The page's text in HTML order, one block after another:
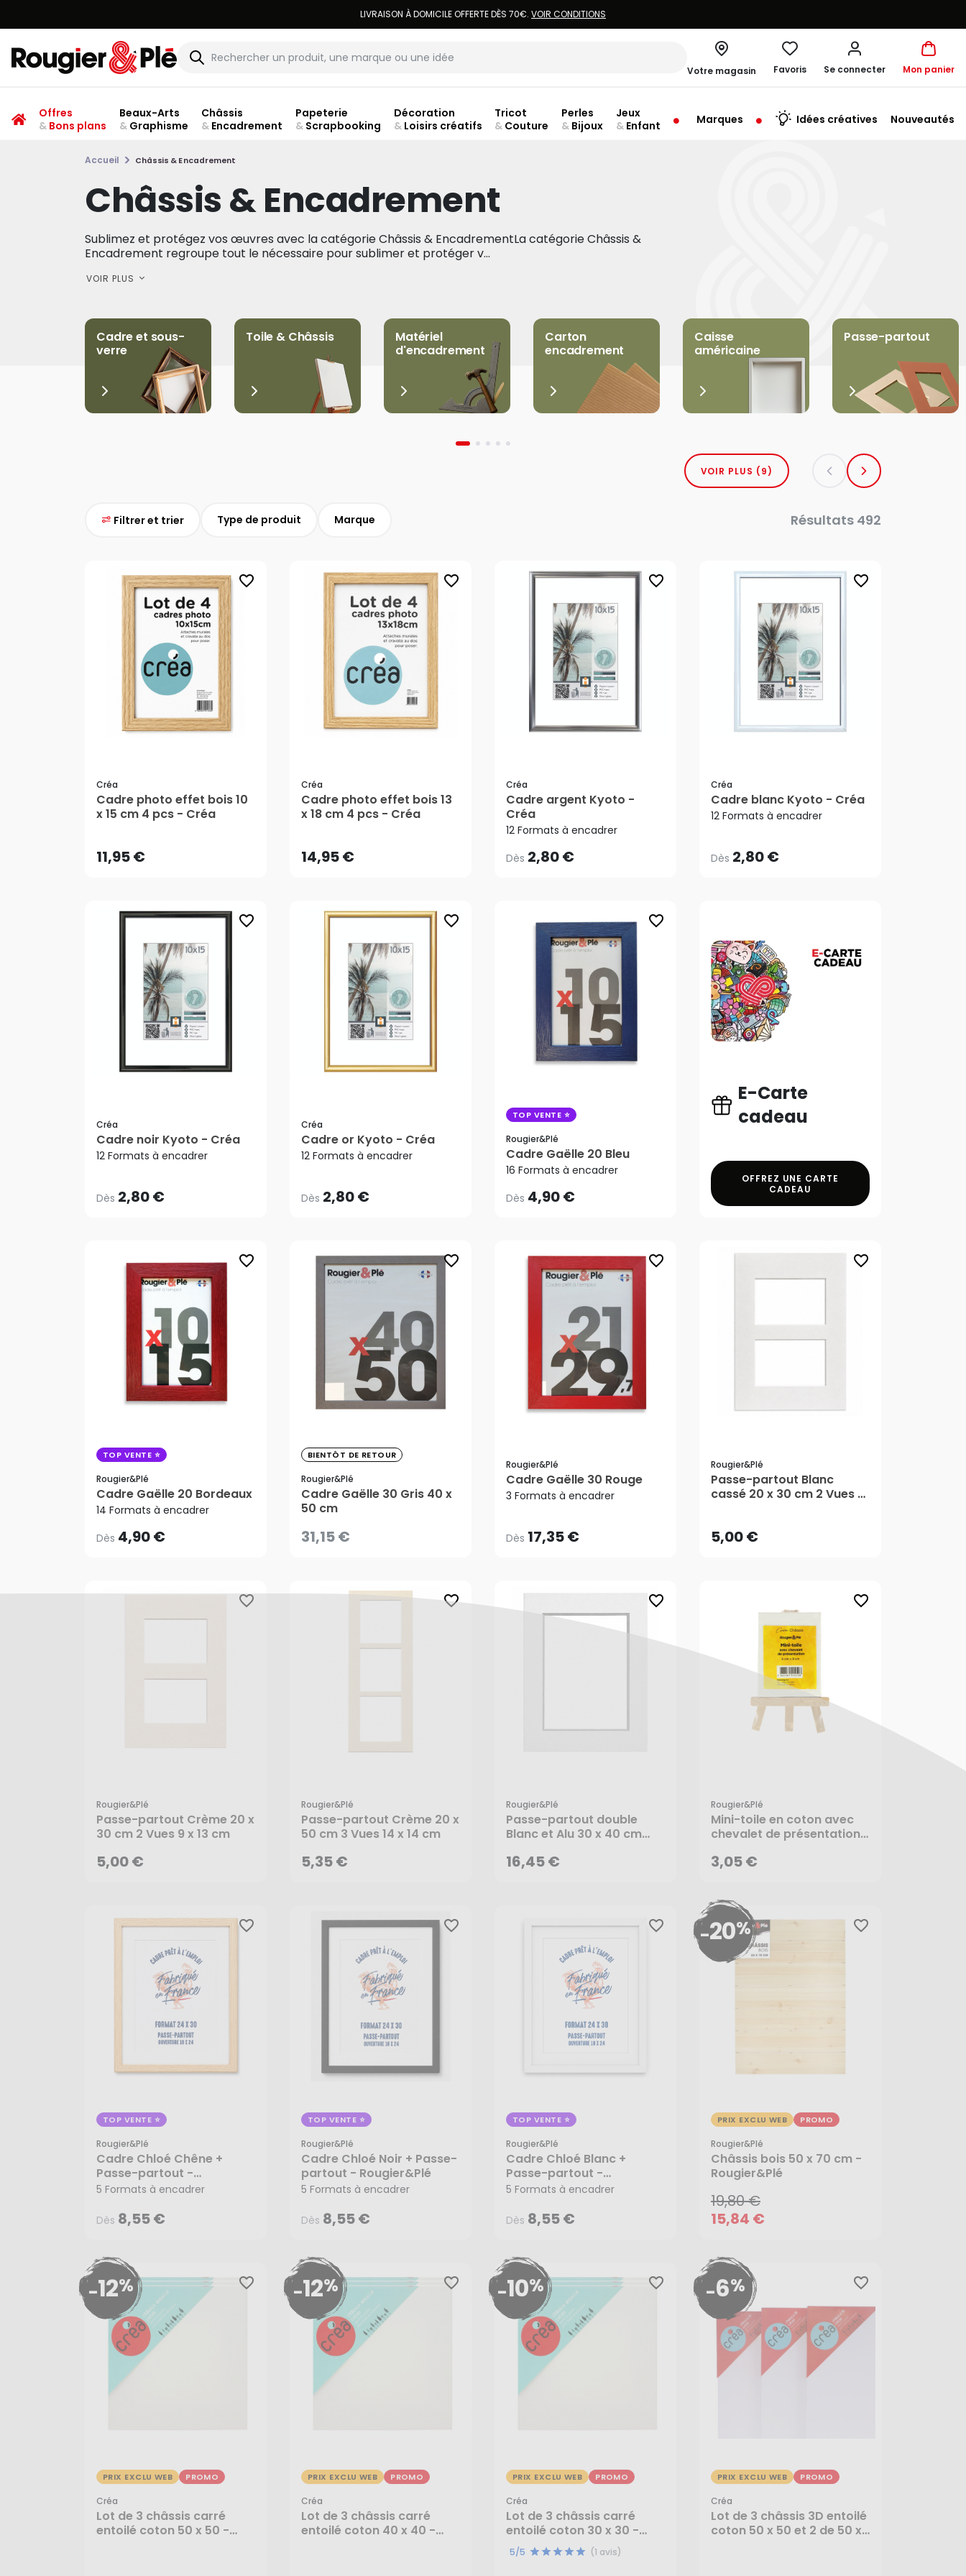
LIVRAISON À DOMICILE OFFERTE DÈS 70€. VOIR CONDITIONS
Votre magasin
ouvert à 10:00
Favoris Se connecter Mon panier
Offres
&Bons plans
Beaux-Arts
&Graphisme
Châssis
&Encadrement
Papeterie
&Scrapbooking
Décoration
&Loisirs créatifs
Tricot
& Couture
Perles
& Bijoux
Jeux
& Enfant Marques Idées créatives Nouveautés
Accueil Châssis & Encadrement
Châssis & Encadrement
Sublimez et protégez vos œuvres avec la catégorie Châssis & EncadrementLa catégorie Châssis &
Encadrement regroupe tout le nécessaire pour sublimer et protéger v...
VOIR PLUS
Cadre et sous-
verre
Toile & Châssis
Matériel
d'encadrement
Carton
encadrement
Caisse
américaine
Passe-partout
VOIR PLUS (9)
Filtrer et trier Type de produit Marque Résultats 492
favorite_border
Créa
Cadre photo effet bois 10
x 15 cm 4 pcs - Créa
11,95 €
11,95 €
favorite_border
Créa
Cadre photo effet bois 13
x 18 cm 4 pcs - Créa
14,95 €
14,95 €
favorite_border
Créa
Cadre argent Kyoto -
Créa
12 Formats à encadrer
Dès 2,80 €
Dès2,80 €
favorite_border
Créa
Cadre blanc Kyoto - Créa
12 Formats à encadrer
Dès 2,80 €
Dès2,80 €
favorite_border
Créa
Cadre noir Kyoto - Créa
12 Formats à encadrer
Dès 2,80 €
Dès2,80 €
favorite_border
Créa
Cadre or Kyoto - Créa
12 Formats à encadrer
Dès 2,80 €
Dès2,80 €
favorite_border
TOP VENTE
Rougier&plé
Cadre Gaëlle 20 Bleu
16 Formats à encadrer
Dès 4,90 €
Dès4,90 €
E-Carte
cadeau
OFFREZ UNE CARTE
CADEAU
favorite_border
TOP VENTE
Rougier&plé
Cadre Gaëlle 20 Bordeaux
14 Formats à encadrer
Dès 4,90 €
Dès4,90 €
favorite_border
BIENTÔT DE RETOUR
Rougier&plé
Cadre Gaëlle 30 Gris 40 x
50 cm
31,15 €
31,15 €
CRÉER UNE ALERTE
favorite_border
Rougier&plé
Cadre Gaëlle 30 Rouge
3 Formats à encadrer
Dès 17,35 €
Dès17,35 €
favorite_border
Rougier&plé
Passe-partout Blanc
cassé 20 x 30 cm 2 Vues 9
5,00 €
5,00 €
AJOUTER AU PANIER
favorite_border
Rougier&plé
Passe-partout Crème 20 x
30 cm 2 Vues 9 x 13 cm
5,00 €
5,00 €
AJOUTER AU PANIER
favorite_border
Rougier&plé
Passe-partout Crème 20 x
50 cm 3 Vues 14 x 14 cm
5,35 €
5,35 €
AJOUTER AU PANIER
favorite_border
Rougier&plé
Passe-partout double
Blanc et Alu 30 x 40 cm
16,45 €
16,45 €
AJOUTER AU PANIER
favorite_border
Rougier&plé
Mini-toile en coton avec
chevalet de présentation
3,05 €
3,05 €
AJOUTER AU PANIER
favorite_border
TOP VENTE
Rougier&plé
Cadre Chloé Chêne +
Passe-partout -
Rougier&Plé
5 Formats à encadrer
Dès 8,55 €
Dès8,55 €
favorite_border
TOP VENTE
Rougier&plé
Cadre Chloé Noir + Passe-
partout - Rougier&Plé
5 Formats à encadrer
Dès 8,55 €
Dès8,55 €
favorite_border
TOP VENTE
Rougier&plé
Cadre Chloé Blanc +
Passe-partout -
Rougier&Plé
5 Formats à encadrer
Dès 8,55 €
Dès8,55 €
favorite_border
-20%
PRIX EXCLU WEB PROMO
Rougier&plé
Châssis bois 50 x 70 cm -
Rougier&Plé
19,80 €
15,84 €
19,80 €
15,84 €
AJOUTER AU PANIER
favorite_border
-12%
PRIX EXCLU WEB PROMO
Créa
Lot de 3 châssis carré
entoilé coton 50 x 50 -
24,95 €
favorite_border
-12%
PRIX EXCLU WEB PROMO
Créa
Lot de 3 châssis carré
entoilé coton 40 x 40 -
22,65 €
favorite_border
-10%
PRIX EXCLU WEB PROMO
Créa
Lot de 3 châssis carré
entoilé coton 30 x 30 -
Créa
5/5 (1 avis)
13,00 €
11,70 €
favorite_border
-6%
PRIX EXCLU WEB PROMO
Créa
Lot de 3 châssis 3D entoilé
coton 50 x 50 et 2 de 50 x
39,70 €